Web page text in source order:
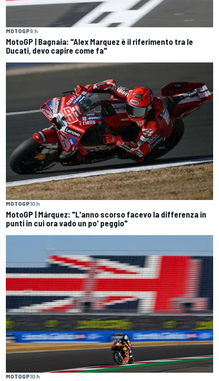
MOTOGP9 h
MotoGP | Bagnaia: "Alex Marquez è il riferimento tra le
Ducati, devo capire come fa"
MOTOGP10 h
MotoGP | Márquez: "L'anno scorso facevo la differenza in
punti in cui ora vado un po' peggio"
MOTOGP10 h